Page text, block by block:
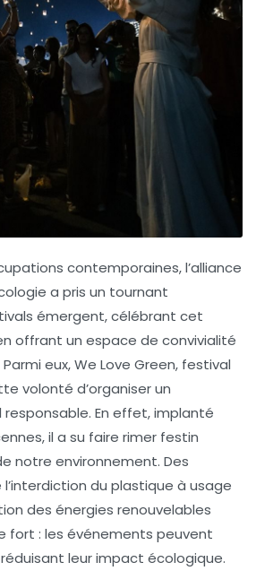
contemporaines, l’alliance
a pris un tournant
émergent, célébrant cet
offrant un espace de convivialité
eux, We Love Green, festival
volonté d’organiser un
En effet, implanté
il a su faire rimer festin
notre environnement. Des
du plastique à usage
des énergies renouvelables
fort : les événements peuvent
leurimpact écologique.